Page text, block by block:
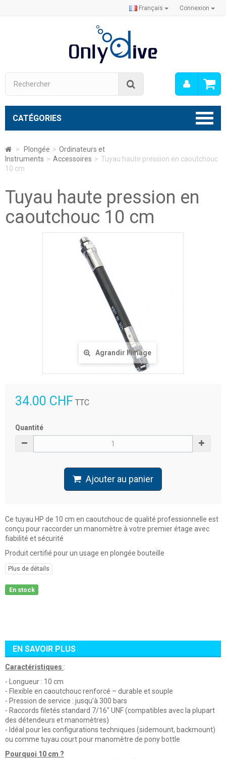
Connexion
Français
Mon
CATÉGORIES
> Plongée > Ordinateurs et
Instruments > Accessoires > Tuyau haute pression en caoutchouc
10 cm
Tuyau haute pression en
caoutchouc 10 cm
Agrandir l'image
34.00 CHF TTC
Quantité
Ajouter au panier
Ce tuyau HP de 10 cm en caoutchouc de qualité professionnelle est
conçu pour raccorder un manomètre à votre premier étage avec
fiabilité et sécurité
Produit certifié pour un usage en plongée bouteille
Plus de détails
En stock
EN SAVOIR PLUS
Caractéristiques :
- Longueur : 10 cm
- Flexible en caoutchouc renforcé – durable et souple
- Pression de service : jusqu’à 300 bars
- Raccords filetés standard 7/16" UNF (compatibles avec la plupart
des détendeurs et manomètres)
- Idéal pour les configurations techniques (sidemount, backmount)
ou comme tuyau court pour manomètre de pony bottle
Pourquoi 10 cm ?